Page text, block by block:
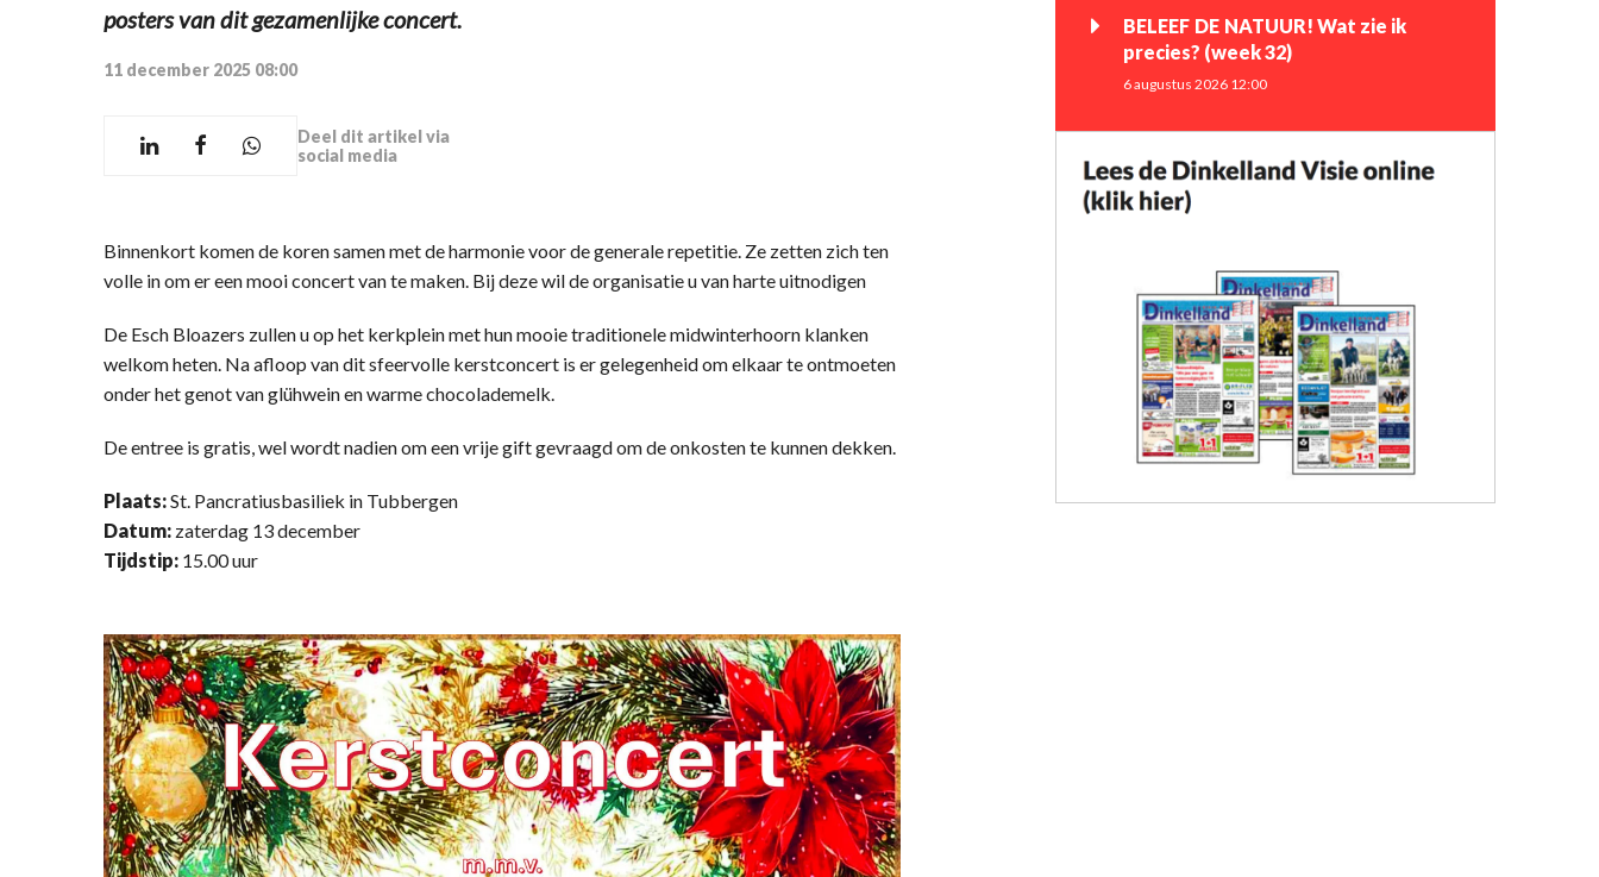
posters van dit gezamenlijke concert.
11 december 2025 08:00
Deel dit artikel via
social media
Binnenkort komen de koren samen met de harmonie voor de generale repetitie. Ze zetten zich ten
volle in om er een mooi concert van te maken. Bij deze wil de organisatie u van harte uitnodigen
De Esch Bloazers zullen u op het kerkplein met hun mooie traditionele midwinterhoorn klanken
welkom heten. Na afloop van dit sfeervolle kerstconcert is er gelegenheid om elkaar te ontmoeten
onder het genot van glühwein en warme chocolademelk.
De entree is gratis, wel wordt nadien om een vrije gift gevraagd om de onkosten te kunnen dekken.
Plaats:St. Pancratiusbasiliek in Tubbergen
Datum: zaterdag 13 december
Tijdstip: 15.00 uur
BELEEF DE NATUUR! Wat zie ik
precies? (week 32)
6 augustus 2026 12:00